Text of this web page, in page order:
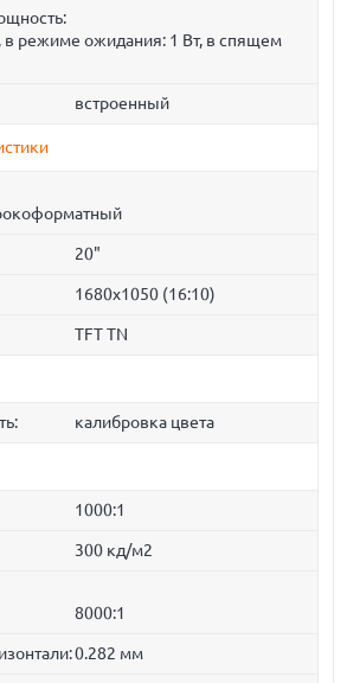
в режиме ожидания: 1 Вт, в спящем
встроенный
20"
1680x1050 (16:10)
TFT TN
калибровка цвета
1000:1
300 кд/м2
8000:1
0.282 мм